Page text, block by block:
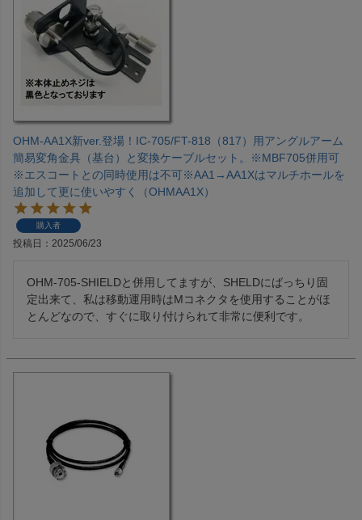
OHM-AA1X新ver.登場！IC-705/FT-818（817）用アングルアーム
簡易変角金具（基台）と変換ケーブルセット。※MBF705併用可
※エスコートとの同時使用は不可※AA1→AA1Xはマルチホールを
追加して更に使いやすく（OHMAA1X）
購入者
投稿日 2025/06/23
OHM-705-SHIELDと併用してますが、SHELDにばっちり固
定出来て、私は移動運用時はMコネクタを使用することがほ
とんどなので、すぐに取り付けられて非常に便利です。